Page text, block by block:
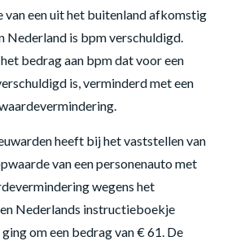
van een uit het buitenland afkomstig
Nederland is bpm verschuldigd.
bedrag aan bpm dat voor een
is, verminderd met een
heeft bij het vaststellen van
van een personenauto met
wegens het
Nederlands instructieboekje
om een bedrag van € 61. De